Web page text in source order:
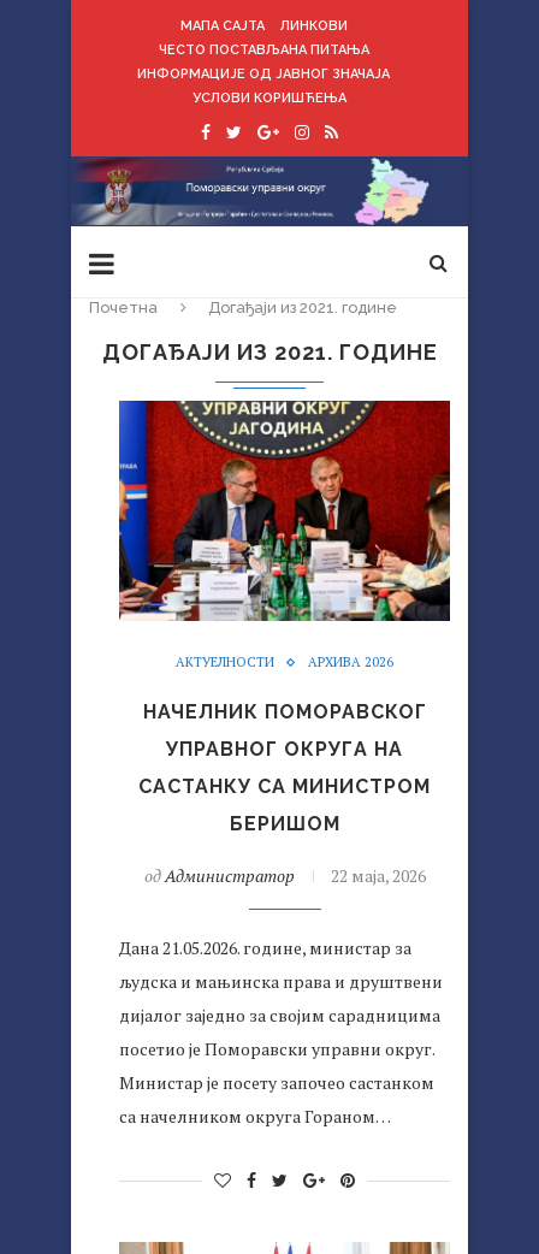
МАПА САЈТА
ЛИНКОВИ
ЧЕСТО ПОСТАВЉАНА ПИТАЊА
ИНФОРМАЦИЈЕ ОД ЈАВНОГ ЗНАЧАЈА
УСЛОВИ КОРИШЋЕЊА
Почетна Догађаји из 2021. године
ДОГАЂАЈИ ИЗ 2021. ГОДИНЕ
АКТУЕЛНОСТИ АРХИВА 2026
НАЧЕЛНИК ПОМОРАВСКОГ
УПРАВНОГ ОКРУГА НА
САСТАНКУ СА МИНИСТРОМ
БЕРИШОМ
одАдминистратор 22 маја, 2026
Дана 21.05.2026. године, министар за
људска и мањинска права и друштвени
дијалог заједно за својим сарадницима
посетио је Поморавски управни округ.
Министар је посету започео састанком
са начелником округа Гораном…